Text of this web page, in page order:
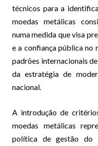
técnicos para a
moedas metálicas
numa medida que visa
e a confiança pública no
padrões internacionais
da estratégia de
nacional.
A introdução de
moedas metálicas
política de gestão do